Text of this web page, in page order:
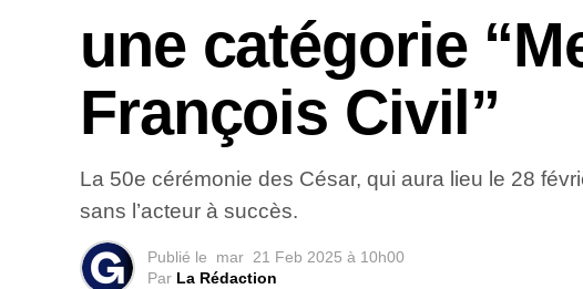
une catégorie
François Civil”
La 50e cérémonie des César, qui aura lieu le 28
sans l’acteur à succès.
Publié le mar 21 Feb 2025 à 10h00
Par La Rédaction